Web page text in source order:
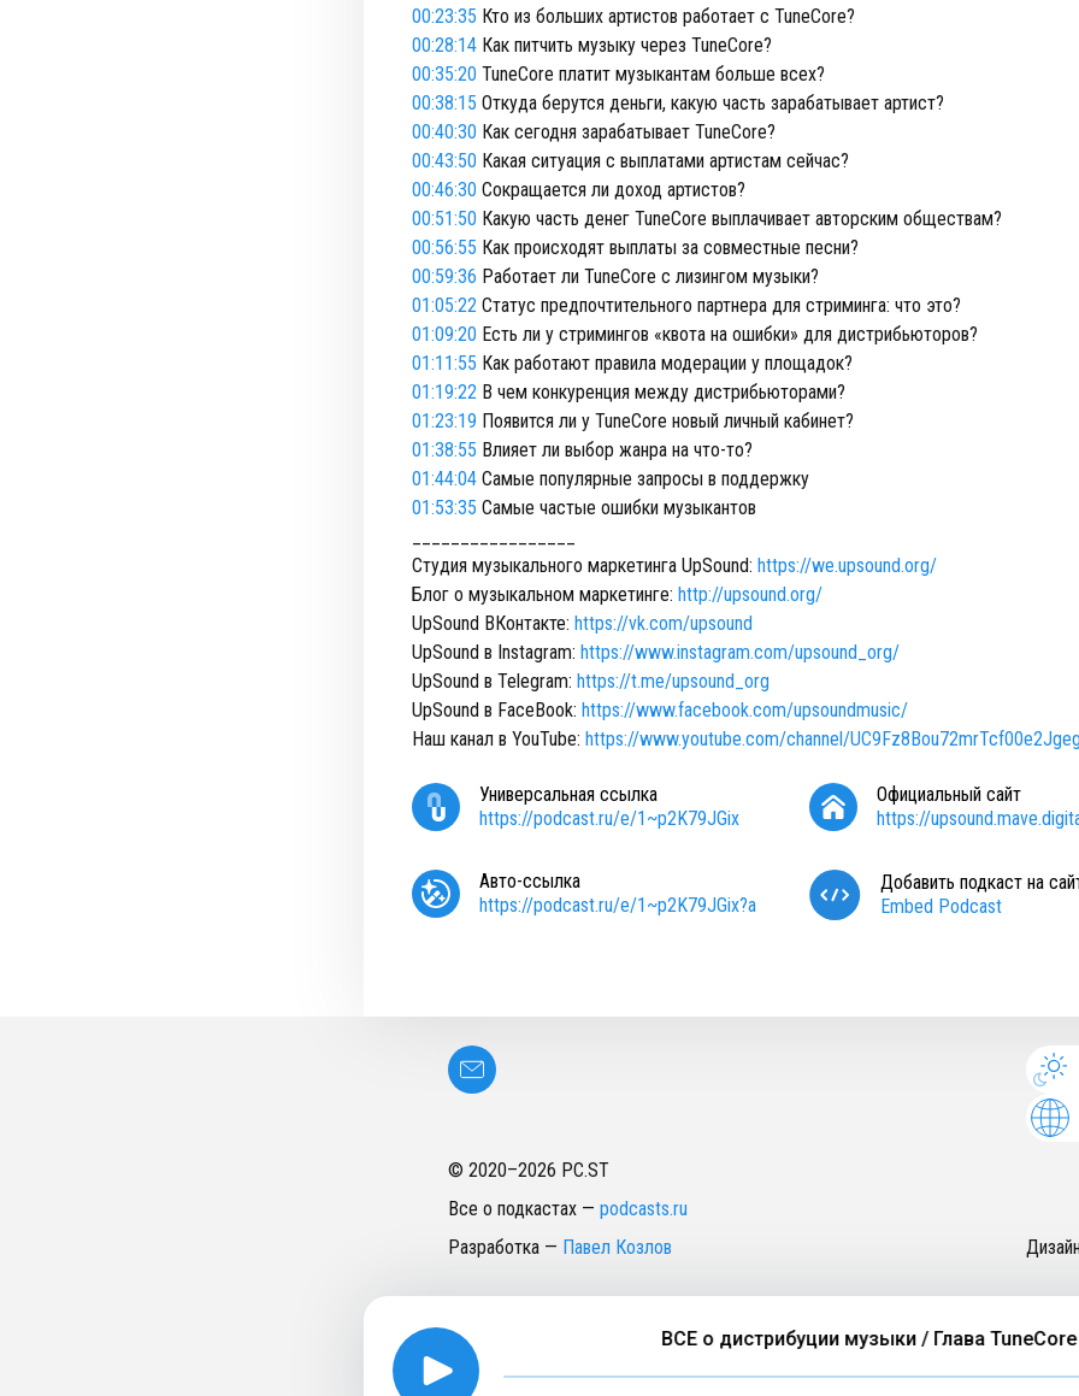
00:23:35 Кто из больших артистов работает с TuneCore?
00:28:14 Как питчить музыку через TuneCore?
00:35:20 TuneCore платит музыкантам больше всех?
00:38:15 Откуда берутся деньги, какую часть зарабатывает артист?
00:40:30 Как сегодня зарабатывает TuneCore?
00:43:50 Какая ситуация с выплатами артистам сейчас?
00:46:30 Сокращается ли доход артистов?
00:51:50 Какую часть денег TuneCore выплачивает авторским обществам?
00:56:55 Как происходят выплаты за совместные песни?
00:59:36 Работает ли TuneCore с лизингом музыки?
01:05:22 Статус предпочтительного партнера для стриминга: что это?
01:09:20 Есть ли у стримингов «квота на ошибки» для дистрибьюторов?
01:11:55 Как работают правила модерации у площадок?
01:19:22 В чем конкуренция между дистрибьюторами?
01:23:19 Появится ли у TuneCore новый личный кабинет?
01:38:55 Влияет ли выбор жанра на что-то?
01:44:04 Самые популярные запросы в поддержку
01:53:35 Самые частые ошибки музыкантов
Студия музыкального маркетинга UpSound: https://we.upsound.org/
Блог о музыкальном маркетинге: http://upsound.org/
UpSound ВКонтакте: https://vk.com/upsound
UpSound в Instagram: https://www.instagram.com/upsound_org/
UpSound в Telegram: https://t.me/upsound_org
UpSound в FaceBook: https://www.facebook.com/upsoundmusic/
Наш канал в YouTube: https://www.youtube.com/channel/
Универсальная ссылка
https://podcast.ru/e/1~p2K79JGix
Официальный сайт
https://
Авто-ссылка
https://podcast.ru/e/1~p2K79JGix?a
Добавить подкаст на
Embed Podcast
© 2020–2026 PC.ST
Все о подкастах — podcasts.ru
Разработка — Павел Козлов
ВСЕ о дистрибуции музыки / Глава TuneCore в